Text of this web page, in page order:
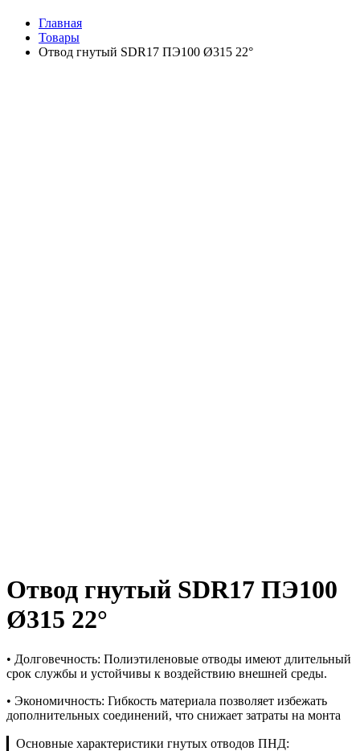
Главная
Товары
Отвод гнутый SDR17 ПЭ100 Ø315 22°
Отвод гнутый SDR17 ПЭ100
Ø315 22°
• Долговечность: Полиэтиленовые отводы имеют длительный
срок службы и устойчивы к воздействию внешней среды.
• Экономичность: Гибкость материала позволяет избежать
дополнительных соединений, что снижает затраты на монта
▎Основные характеристики гнутых отводов ПНД: